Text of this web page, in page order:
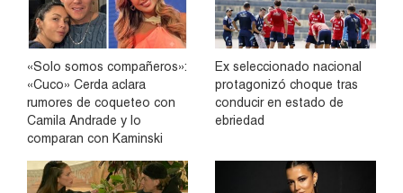
«Solo somos compañeros»:
«Cuco» Cerda aclara
rumores de coqueteo con
Camila Andrade y lo
comparan con Kaminski
Ex seleccionado nacional
protagonizó choque tras
conducir en estado de
ebriedad